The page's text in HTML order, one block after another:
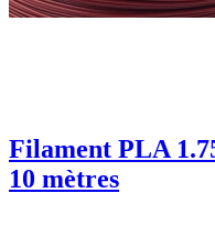
Filament PLA
10 mètres